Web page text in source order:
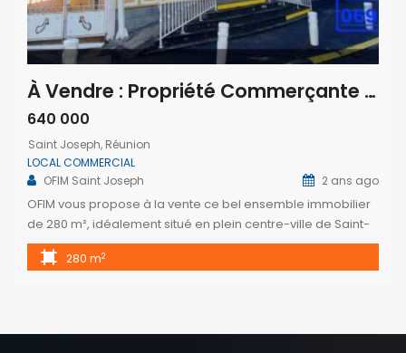
À Vendre : Propriété Commerçante et Résidentielle au Centre de Saint-Joseph
640 000
Saint Joseph, Réunion
LOCAL COMMERCIAL
OFIM Saint Joseph
2 ans ago
OFIM vous propose à la vente ce bel ensemble immobilier
de 280 m², idéalement situé en plein centre-ville de Saint-
Joseph, sur la rue principale et commerçante. Ce bien
comprend un bâtiment de style architectural “maison
280 m2